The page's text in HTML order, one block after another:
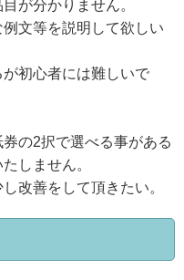
が分かりません。
文等を説明して欲しい
初心者には難しいで
の2択で選べる事がある
しません。
改善をして頂きたい。